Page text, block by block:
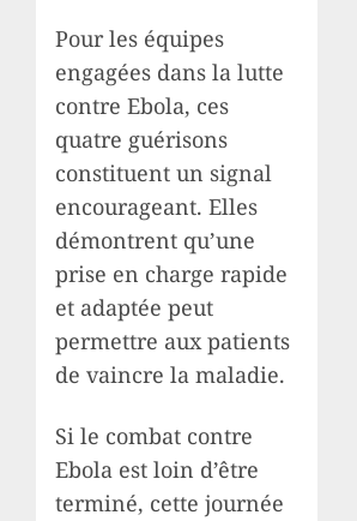
Pour les équipes
engagées dans la lutte
contre Ebola, ces
quatre guérisons
constituent un signal
encourageant. Elles
démontrent qu’une
prise en charge rapide
et adaptée peut
permettre aux patients
de vaincre la maladie.
Si le combat contre
Ebola est loin d’être
terminé, cette journée